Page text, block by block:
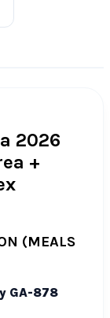
2026
+
(MEALS
GA-878